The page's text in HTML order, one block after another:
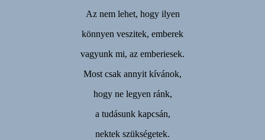
Az nem lehet, hogy ilyen
könnyen veszitek, emberek
vagyunk mi, az emberiesek.
Most csak annyit kívánok,
hogy ne legyen ránk,
a tudásunk kapcsán,
nektek szükségetek.